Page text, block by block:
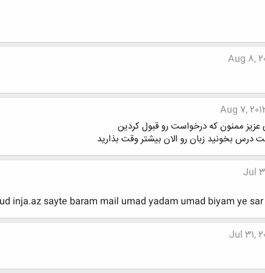
Aug 8,
Aug 7,
ممنون که درخواست رو قبول کردین
بخونید زبان رو الان بیشتر وقت بذارید
Jul
inja.az sayte baram mail umad yadam umad biyam ye sar
Jul 31,